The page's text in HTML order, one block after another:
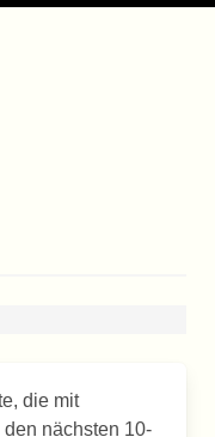
die mit
nächsten 10-